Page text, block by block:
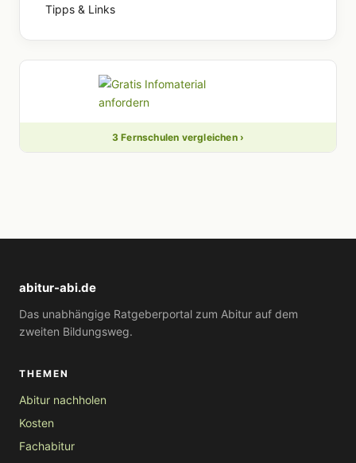
Tipps & Links
3 Fernschulen vergleichen ›
abitur-abi.de
Das unabhängige Ratgeberportal zum Abitur auf dem
zweiten Bildungsweg.
THEMEN
Abitur nachholen
Kosten
Fachabitur